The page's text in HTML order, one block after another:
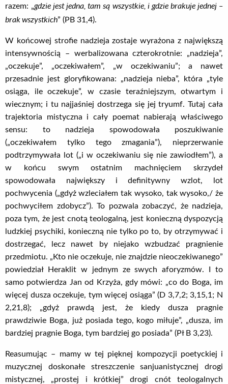
razem: „gdzie jest jedna, tam są wszystkie, i gdzie brakuje jednej –
brak wszystkich” (PB 31,4).
W końcowej strofie nadzieja zostaje wyrażona z największą
intensywnością – werbalizowana czterokrotnie: „nadzieja”,
„oczekuje”, „oczekiwałem”, „w oczekiwaniu”; a nawet
przesadnie jest gloryfikowana: „nadzieja nieba”, która „tyle
osiąga, ile oczekuje”, w czasie teraźniejszym, otwartym i
wiecznym; i tu najjaśniej dostrzega się jej tryumf. Tutaj cała
trajektoria mistyczna i cały poemat nabierają właściwego
sensu: to nadzieja spowodowała poszukiwanie
(„oczekiwałem tylko tego zmagania”), nieprzerwanie
podtrzymywała lot („i w oczekiwaniu się nie zawiodłem”), a
w końcu swym ostatnim machnięciem skrzydeł
spowodowała największy i definitywny wzlot, lot
pochwycenia („gdyż wzleciałem tak wysoko, tak wysoko,/ że
pochwyciłem zdobycz”). To pozwala zobaczyć, że nadzieja,
poza tym, że jest cnotą teologalną, jest konieczną dyspozycją
ludzkiej psychiki, konieczną nie tylko po to, by otrzymywać i
dostrzegać, lecz nawet by niejako wzbudzać pragnienie
przedmiotu. „Kto nie oczekuje, nie znajdzie nieoczekiwanego”
powiedział Heraklit w jednym ze swych aforyzmów. I to
samo potwierdza Jan od Krzyża, gdy mówi: „co do Boga, im
więcej dusza oczekuje, tym więcej osiąga” (D 3,7,2; 3,15,1; N
2,21,8); „gdyż prawdą jest, że kiedy dusza pragnie
prawdziwie Boga, już posiada tego, kogo miłuje”, „dusza, im
bardziej pragnie Boga, tym bardziej go posiada” (Pł B 3,23).
Reasumując – mamy w tej pięknej kompozycji poetyckiej i
muzycznej doskonałe streszczenie sanjuanistycznej drogi
mistycznej, „prostej i krótkiej” drogi cnót teologalnych